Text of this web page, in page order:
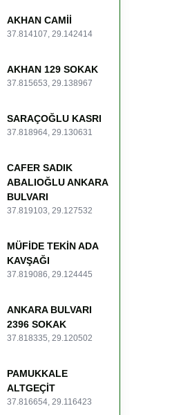
AKHAN CAMİİ
37.814107, 29.142414
AKHAN 129 SOKAK
37.815653, 29.138967
SARAÇOĞLU KASRI
37.818964, 29.130631
CAFER SADIK
ABALIOĞLU ANKARA
BULVARI
37.819103, 29.127532
MÜFİDE TEKİN ADA
KAVŞAĞI
37.819086, 29.124445
ANKARA BULVARI
2396 SOKAK
37.818335, 29.120502
PAMUKKALE
ALTGEÇİT
37.816654, 29.116423